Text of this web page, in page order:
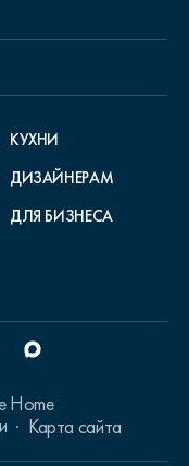
КУХНИ
ДИЗАЙНЕРАМ
ДЛЯ БИЗНЕСА
Home
Карта сайта